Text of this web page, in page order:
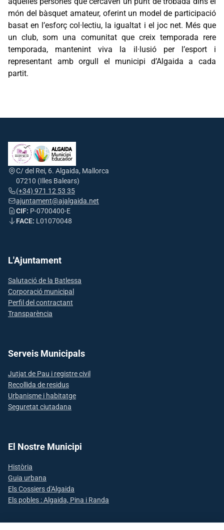
món del bàsquet amateur, oferint un model de participació
basat en l’esforç col·lectiu, la igualtat i el joc net. Més que
un club, som una comunitat que creix temporada rere
temporada, mantenint viva la il·lusió per l’esport i
representant amb orgull el municipi d’Algaida a cada
partit.
C/ del Rei, 6. Algaida, Mallorca
07210 (Illes Balears)
(+34) 971 12 53 35
ajuntament@ajalgaida.net
CIF: P-0700400-E
FACE: L01070048
L'Ajuntament
Salutació de la Batlessa
Corporació municipal
Perfil del contractant
Transparència
Serveis Municipals
Jutjat de Pau i registre civil
Recollida de residus
Urbanisme i habitatge
Seguretat ciutadana
El Nostre Municipi
Història
Guia urbana
Els Cossiers d'Algaida
Els pobles : Algaida, Pina i Randa